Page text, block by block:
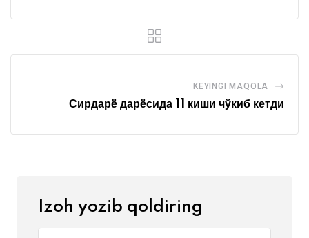
KEYINGI MAQOLA
Сирдарё дарёсида 11 киши чўкиб кетди
Izoh yozib qoldiring